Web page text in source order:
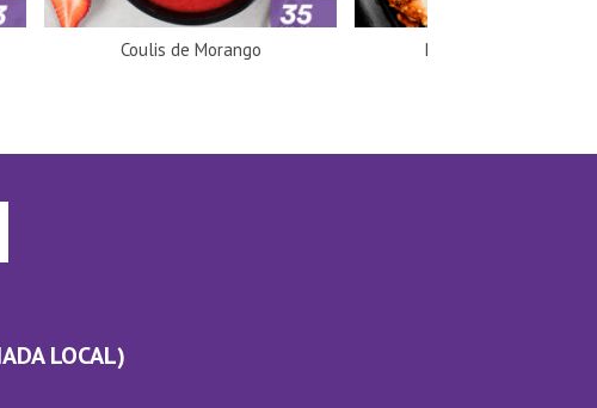
Coulis de Morango Peru com amêndoas
LOCAL)